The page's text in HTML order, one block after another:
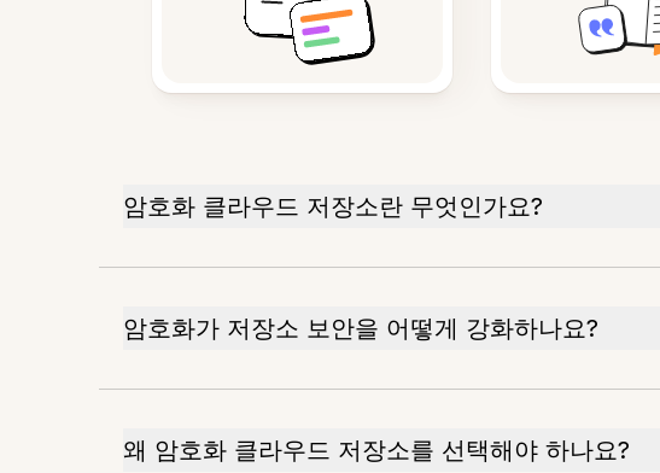
암호화 클라우드 저장소란 무엇인가요?
암호화가 저장소 보안을 어떻게 강화하나요?
왜 암호화 클라우드 저장소를 선택해야 하나요?